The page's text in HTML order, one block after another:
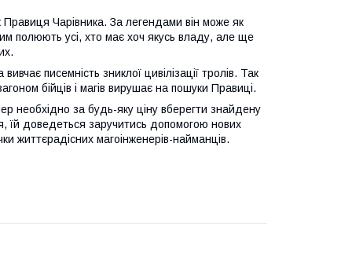
Чарівника. За легендами він може як
полюють усі, хто має хоч якусь владу, але ще
писемність зниклої цивілізації тролів. Так
бійців і магів вирушає на пошуки Правиці.
необхідно за будь-яку ціну вберегти знайдену
доведеться заручитись допомогою нових
життєрадісних магоінженерів-найманців.